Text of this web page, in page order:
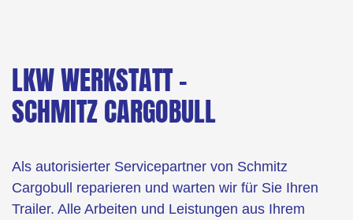
LKW WERKSTATT -
SCHMITZ CARGOBULL
Als autorisierter Servicepartner von Schmitz
Cargobull reparieren und warten wir für Sie Ihren
Trailer. Alle Arbeiten und Leistungen aus Ihrem